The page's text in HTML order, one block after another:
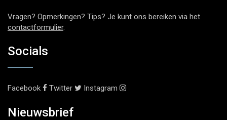
Vragen? Opmerkingen? Tips? Je kunt ons bereiken via het
contactformulier.
Socials
Facebook Twitter Instagram
Nieuwsbrief